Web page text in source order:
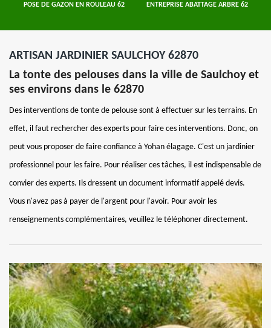
POSE DE GAZON EN ROULEAU 62 ENTREPRISE ABATTAGE ARBRE 62
ARTISAN JARDINIER SAULCHOY 62870
La tonte des pelouses dans la ville de Saulchoy et
ses environs dans le 62870
Des interventions de tonte de pelouse sont à effectuer sur les terrains. En
effet, il faut rechercher des experts pour faire ces interventions. Donc, on
peut vous proposer de faire confiance à Yohan élagage. C'est un jardinier
professionnel pour les faire. Pour réaliser ces tâches, il est indispensable de
convier des experts. Ils dressent un document informatif appelé devis.
Vous n'avez pas à payer de l'argent pour l'avoir. Pour avoir les
renseignements complémentaires, veuillez le téléphoner directement.